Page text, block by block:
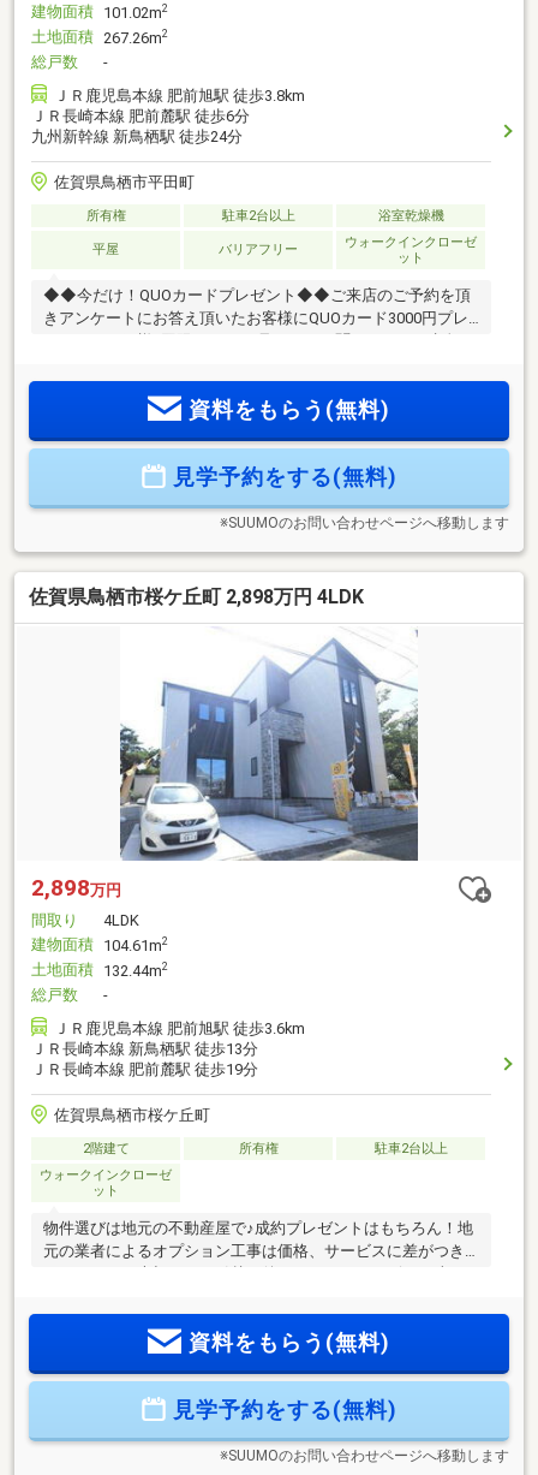
建物面積 101.02m2
土地面積 267.26m2
総戸数
-
ＪＲ鹿児島本線 肥前旭駅 徒歩3.8km
ＪＲ長崎本線 肥前麓駅 徒歩6分
九州新幹線 新鳥栖駅 徒歩24分
佐賀県鳥栖市平田町
所有権 駐車2台以上 浴室乾燥機
平屋 バリアフリー
ウォークインクローゼ
ット
◆◆今だけ！QUOカードプレゼント◆◆ご来店のご予約を頂
きアンケートにお答え頂いたお客様にQUOカード3000円プレ
す。【センチュリー２１】■ 世界84の国と地域に、12900店
舗、14.4万人もの営業スタッフ （2024年3月末時点）。これ
994店舗、6442人のスタッフ （2024年3月末時点）が住まい
資料をもらう(無料)
見学予約をする(無料)
※SUUMOのお問い合わせページへ移動します
佐賀県鳥栖市桜ケ丘町 2,898万円 4LDK
2,898万円
間取り
4LDK
建物面積 104.61m2
土地面積 132.44m2
総戸数
-
ＪＲ鹿児島本線 肥前旭駅 徒歩3.6km
ＪＲ長崎本線 新鳥栖駅 徒歩13分
ＪＲ長崎本線 肥前麓駅 徒歩19分
佐賀県鳥栖市桜ケ丘町
2階建て 所有権
駐車2台以上
ウォークインクローゼ
ット
物件選びは地元の不動産屋で♪成約プレゼントはもちろん！地
元の業者によるオプション工事は価格、サービスに差がつき
ます。そして大切な、お引越し後のアフターサービスが違い
資料をもらう(無料)
見学予約をする(無料)
※SUUMOのお問い合わせページへ移動します